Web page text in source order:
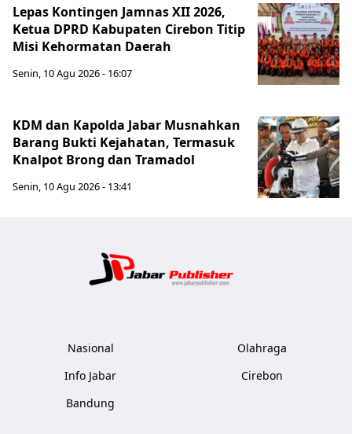
Lepas Kontingen Jamnas XII 2026,
Ketua DPRD Kabupaten Cirebon Titip
Misi Kehormatan Daerah
Senin, 10 Agu 2026 - 16:07
KDM dan Kapolda Jabar Musnahkan
Barang Bukti Kejahatan, Termasuk
Knalpot Brong dan Tramadol
Senin, 10 Agu 2026 - 13:41
Nasional
Info Jabar
Bandung
Olahraga
Cirebon